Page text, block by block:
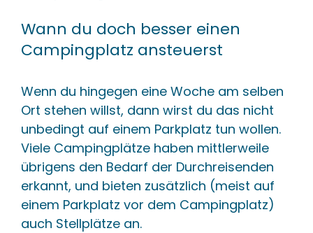
Wann du doch besser einen
Campingplatz ansteuerst
Wenn du hingegen eine Woche am selben
Ort stehen willst, dann wirst du das nicht
unbedingt auf einem Parkplatz tun wollen.
Viele Campingplätze haben mittlerweile
übrigens den Bedarf der Durchreisenden
erkannt, und bieten zusätzlich (meist auf
einem Parkplatz vor dem Campingplatz)
auch Stellplätze an.